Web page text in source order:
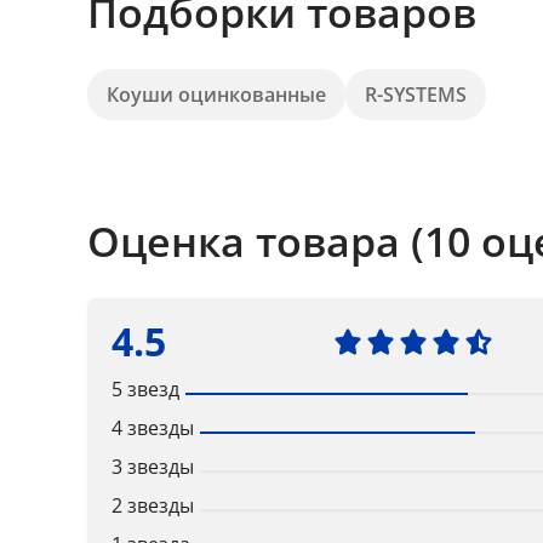
Подборки товаров
Коуши оцинкованные R-SYSTEMS
Оценка товара (10
4.5
5 звезд
4 звезды
3 звезды
2 звезды